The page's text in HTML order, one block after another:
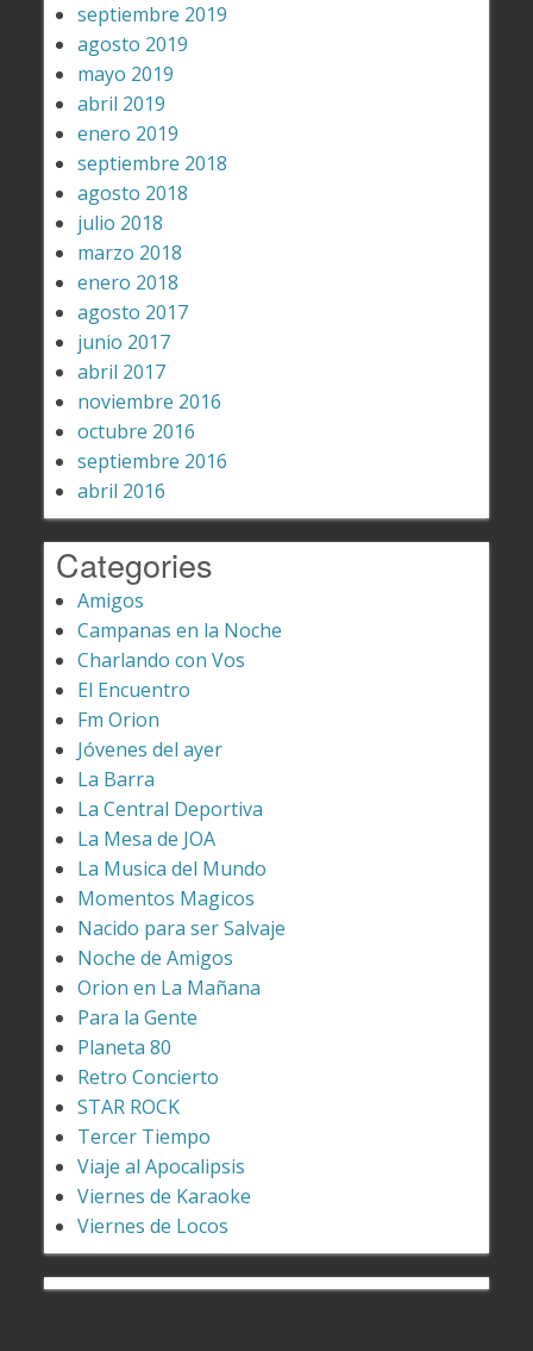
septiembre 2019
agosto 2019
mayo 2019
abril 2019
enero 2019
septiembre 2018
agosto 2018
julio 2018
marzo 2018
enero 2018
agosto 2017
junio 2017
abril 2017
noviembre 2016
octubre 2016
septiembre 2016
abril 2016
Categories
Amigos
Campanas en la Noche
Charlando con Vos
El Encuentro
Fm Orion
Jóvenes del ayer
La Barra
La Central Deportiva
La Mesa de JOA
La Musica del Mundo
Momentos Magicos
Nacido para ser Salvaje
Noche de Amigos
Orion en La Mañana
Para la Gente
Planeta 80
Retro Concierto
STAR ROCK
Tercer Tiempo
Viaje al Apocalipsis
Viernes de Karaoke
Viernes de Locos